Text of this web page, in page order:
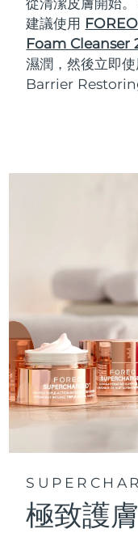
建議使用
Foam Cleanser
濕潤，然後立即
Barrier
極致護
烏茲別克
越南